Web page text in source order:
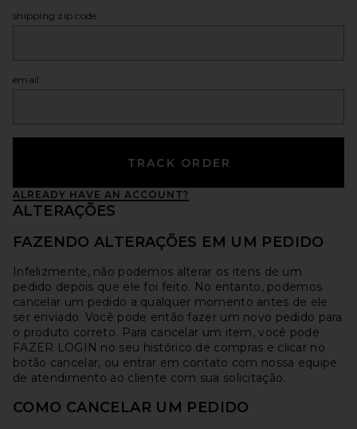
shipping zip code
email
TRACK ORDER
ALREADY HAVE AN ACCOUNT?
ALTERAÇÕES
FAZENDO ALTERAÇÕES EM UM PEDIDO
Infelizmente, não podemos alterar os itens de um
pedido depois que ele foi feito. No entanto, podemos
cancelar um pedido a qualquer momento antes de ele
ser enviado. Você pode então fazer um novo pedido para
o produto correto. Para cancelar um item, você pode
FAZER LOGIN no seu histórico de compras e clicar no
botão cancelar, ou entrar em contato com nossa equipe
de atendimento ao cliente com sua solicitação.
COMO CANCELAR UM PEDIDO